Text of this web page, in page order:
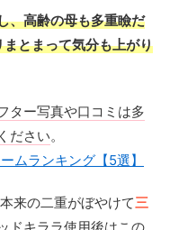
、高齢の母も多重瞼だ
とまって気分も上がり
ター写真や口コミは多
ださい。
ムランキング【5選】
来の二重がぼやけて三